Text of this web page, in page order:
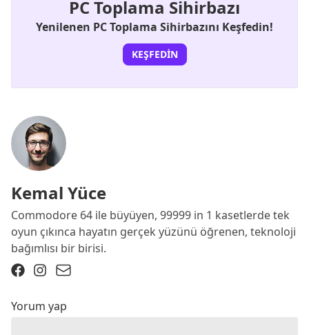
PC Toplama Sihirbazı
Yenilenen PC Toplama Sihirbazını Keşfedin!
KEŞFEDIN
Kemal Yüce
Commodore 64 ile büyüyen, 99999 in 1 kasetlerde tek
oyun çıkınca hayatın gerçek yüzünü öğrenen, teknoloji
bağımlısı bir birisi.
Yorum yap